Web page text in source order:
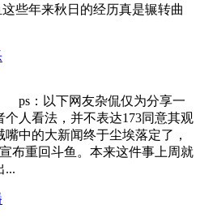
些年来秋日的经历真是辗转曲
：以下网友杂侃仅为分享一
人看法，并不表达173同意其观
中的大新闻终于尘埃落定了，
布重回斗鱼。本来这件事上周就
...